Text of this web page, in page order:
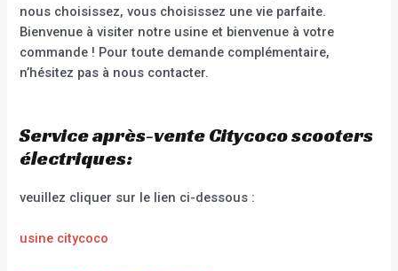
nous choisissez, vous choisissez une vie parfaite.
Bienvenue à visiter notre usine et bienvenue à votre
commande ! Pour toute demande complémentaire,
n’hésitez pas à nous contacter.
Service après-vente Citycoco scooters
électriques:
veuillez cliquer sur le lien ci-dessous :
usine citycoco